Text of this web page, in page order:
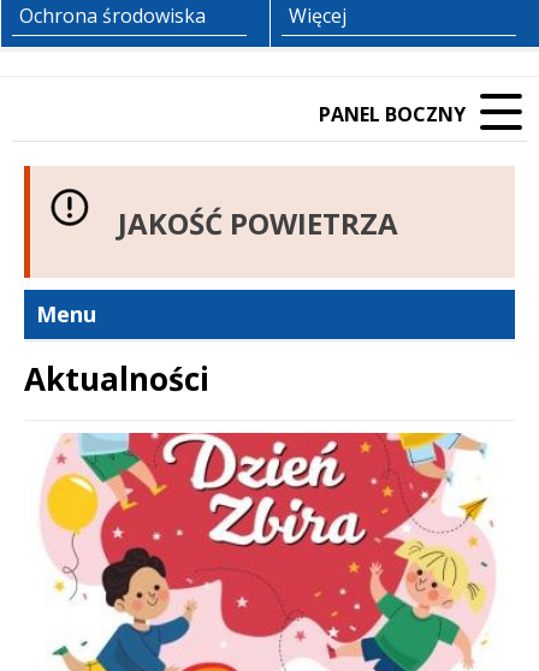
Ochrona środowiska Więcej
PANEL BOCZNY
JAKOŚĆ POWIETRZA
Menu
Aktualności
Treść